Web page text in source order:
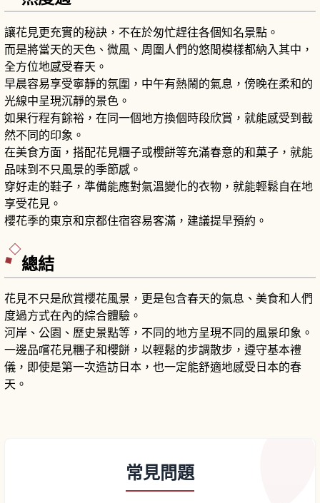
讓花見更充實的秘訣，不在於匆忙趕往各個知名景點。
而是將當天的天色、微風、周圍人們的悠閒模樣都納入其中，
全方位地感受春天。
早晨容易享受寧靜的氛圍，中午有熱鬧的氣息，傍晚在柔和的
光線中呈現沉靜的景色。
如果行程有餘裕，在同一個地方換個時段欣賞，就能感受到截
然不同的印象。
在美食方面，搭配花見糰子或櫻餅等充滿春意的和菓子，就能
品味到不只風景的季節感。
穿好走的鞋子，準備能應對氣溫變化的衣物，就能輕鬆自在地
享受花見。
櫻花季的東京和京都住宿容易客滿，建議提早預約。
總結
花見不只是欣賞櫻花風景，更是包含春天的氣息、美食和人們
度過方式在內的綜合體驗。
河岸、公園、歷史景點等，不同的地方呈現不同的風景印象。
一邊品嚐花見糰子和櫻餅，以輕鬆的步調散步，遵守基本禮
儀，即使是第一次造訪日本，也一定能舒適地感受日本的春
天。
常見問題